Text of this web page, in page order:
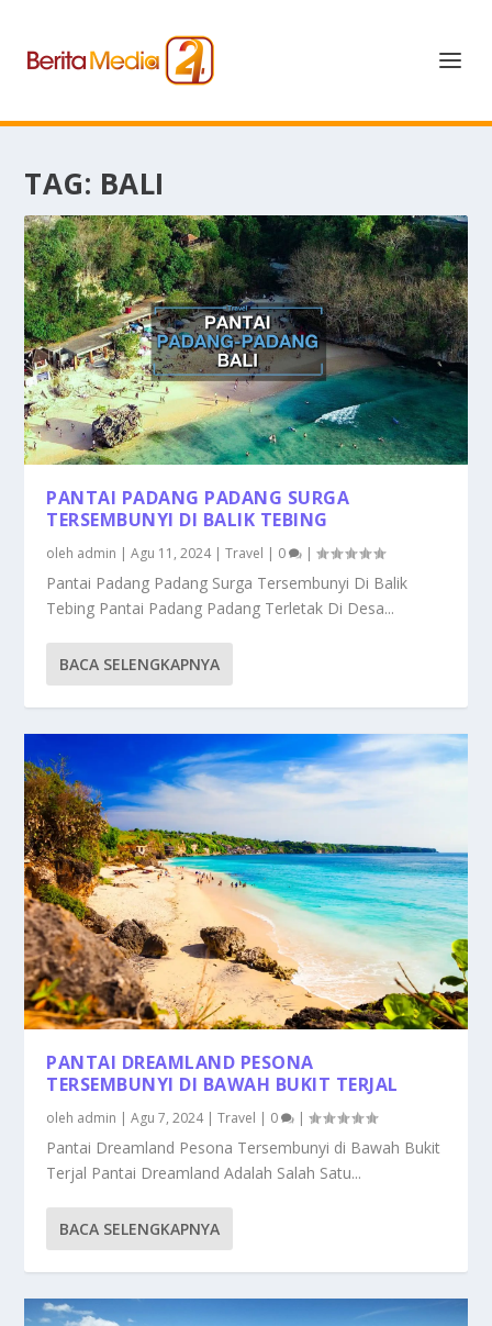
TAG: BALI
PANTAI PADANG PADANG SURGA
TERSEMBUNYI DI BALIK TEBING
oleh admin |Agu 11, 2024|Travel | 0 |
Pantai Padang Padang Surga Tersembunyi Di Balik
Tebing Pantai Padang Padang Terletak Di Desa...
BACA SELENGKAPNYA
PANTAI DREAMLAND PESONA
TERSEMBUNYI DI BAWAH BUKIT TERJAL
oleh admin |Agu 7, 2024|Travel | 0 |
Pantai Dreamland Pesona Tersembunyi di Bawah Bukit
Terjal Pantai Dreamland Adalah Salah Satu...
BACA SELENGKAPNYA